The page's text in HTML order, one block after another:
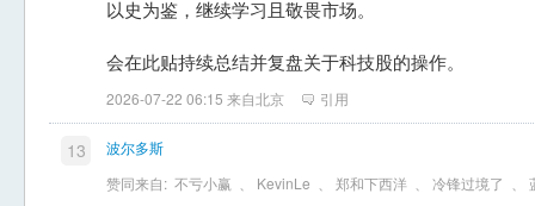
以史为鉴，继续学习且敬畏市场。
会在此贴持续总结并复盘关于科技股的操作。
2026-07-22 06:15 来自北京 引用
13
波尔多斯
赞同来自: 不亏小赢 KevinLe 郑和下西洋 冷锋过境了